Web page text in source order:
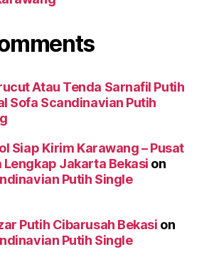
Atau Tenda Sarnafil Putih
Sofa Scandinavian Putih
Siap Kirim Karawang – Pusat
Lengkap Jakarta Bekasi on
Putih Single
Putih Cibarusah Bekasi on
Putih Single